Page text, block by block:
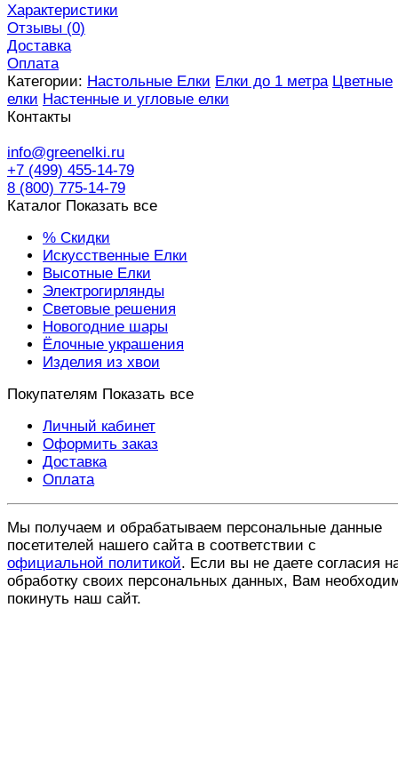
Характеристики
Отзывы (0)
Доставка
Оплата
Категории: Настольные Елки Елки до 1 метра Цветные
елки Настенные и угловые елки
Контакты
info@greenelki.ru
+7 (499) 455-14-79
8 (800) 775-14-79
Каталог Показать все
% Скидки
Искусственные Елки
Высотные Елки
Электрогирлянды
Световые решения
Новогодние шары
Ёлочные украшения
Изделия из хвои
Покупателям Показать все
Личный кабинет
Оформить заказ
Доставка
Оплата
Мы получаем и обрабатываем персональные данные
посетителей нашего сайта в соответствии с
официальной политикой. Если вы не даете согласия
обработку своих персональных данных, Вам
покинуть наш сайт.